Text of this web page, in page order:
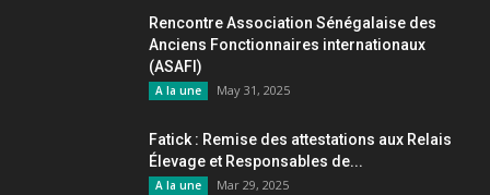
Rencontre Association Sénégalaise des
Anciens Fonctionnaires internationaux
(ASAFI)
A la une May 31, 2025
Fatick : Remise des attestations aux Relais
Élevage et Responsables de...
A la une Mar 29, 2025